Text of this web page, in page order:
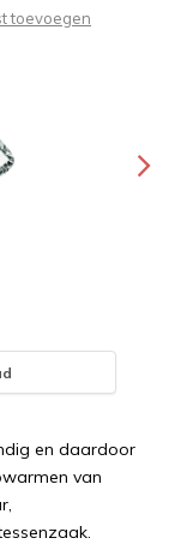
toevoegen
en daardoor
van